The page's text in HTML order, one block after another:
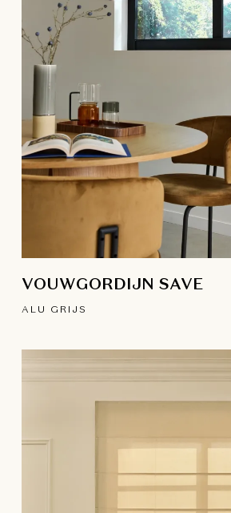
VOUWGORDIJN SAVE
ALU GRIJS